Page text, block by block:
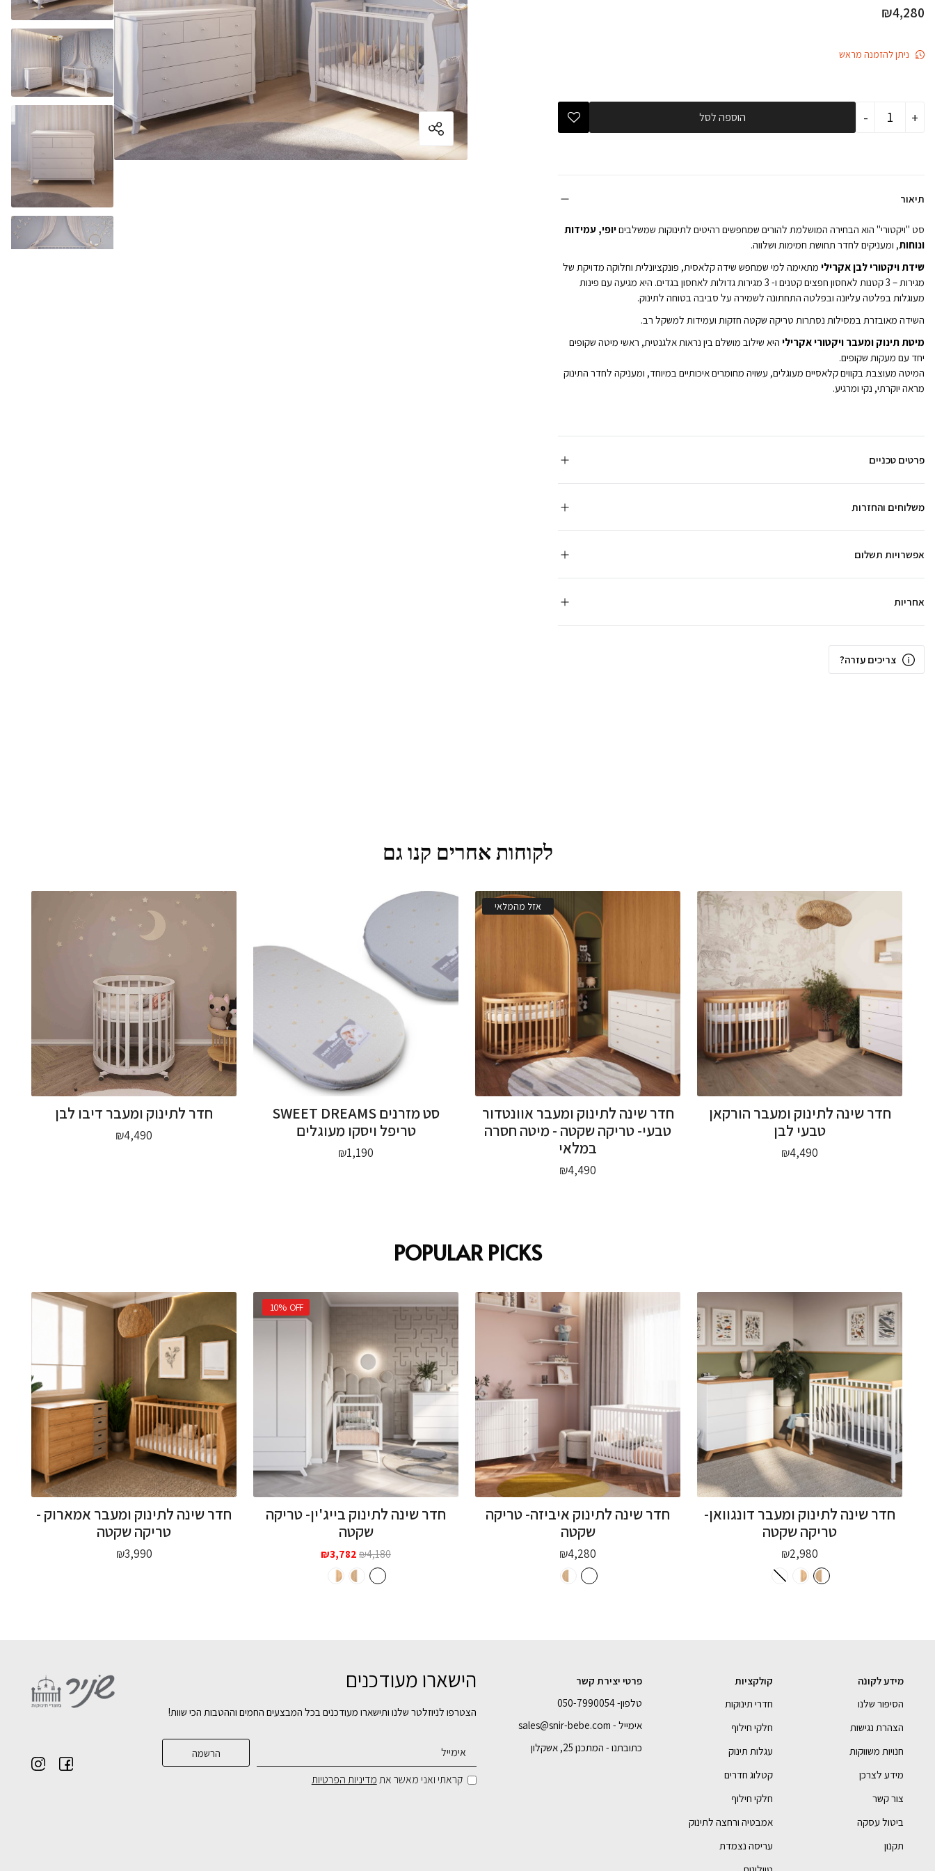
₪4,280
ניתן להזמנה מראש
-
כמות
חדר
במלאי
חוזרת
בספטמבר
+ הוספה לסל
תיאור
סט "ויקטורי" הוא הבחירה המושלמת להורים שמחפשים רהיטים לתינוקות שמשלביםיופי, עמידות
ונוחות, ומעניקים לחדר תחושת חמימות ושלווה.
שידת ויקטורי לבן אקרילי מתאימה למי שמחפש שידה קלאסית, פונקציונלית וחלוקה מדויקת של
מגירות – 3 קטנות לאחסון חפצים קטנים ו- 3 מגירות גדולות לאחסון בגדים. היא מגיעה עם פינות
מעוגלות בפלטה עליונה ובפלטה התחתונה לשמירה על סביבה בטוחה לתינוק.
השידה מאובזרת במסילות נסתרות טריקה שקטה חזקות ועמידות למשקל רב.
מיטת תינוק ומעבר ויקטורי אקרילי היא שילוב מושלם בין נראות אלגנטית, ראשי מיטה שקופים
יחד עם מעקות שקופים.
המיטה מעוצבת בקווים קלאסיים מעוגלים, עשויה מחומרים איכותיים במיוחד, ומעניקה לחדר התינוק
מראה יוקרתי, נקי ומרגיע.
פרטים טכניים
משלוחים והחזרות
אפשרויות תשלום
אחריות
צריכים עזרה?
לקוחות אחרים קנו גם
חדר שינה לתינוק ומעבר הורקאן
טבעי לבן
₪4,490
אזל מהמלאי
חדר שינה לתינוק ומעבר אוונטדור
טבעי- טריקה שקטה - מיטה חסרה
במלאי
₪4,490
סט מזרנים SWEET DREAMS
טריפל ויסקו מעוגלים
₪1,190
חדר לתינוק ומעבר דיבו לבן
₪4,490
POPULAR PICKS
חדר שינה לתינוק ומעבר דונגוואן-
טריקה שקטה
₪2,980
חדר שינה לתינוק איביזה- טריקה
שקטה
₪4,280
10% OFF
חדר שינה לתינוק בייג'ין- טריקה
שקטה
₪4,180
המחיר
המקורי
היה:
₪3,782
המחיר
חדר שינה לתינוק ומעבר אמארוק -
טריקה שקטה
₪3,990
מידע לקונה
הסיפור שלנו
הצהרת נגישות
חנויות משווקות
מידע לצרכן
צור קשר
ביטול עסקה
תקנון
קולקציות
חדרי תינוקות
חלקי חילוף
עגלות תינוק
קטלוג חדרים
חלקי חילוף
אמבטיה ורחצה לתינוק
עריסה נצמדת
פרטי יצירת קשר
טלפון- 050-7990054
אימייל - sales@snir-bebe.com
כתובתנו - המתכנן 25, אשקלון
הישארו מעודכנים
הצטרפו לניוזלטר שלנו ותישארו מעודכנים בכל המבצעים החמים וההטבות הכי שוות!
קראתי ואני מאשר אתמדיניות הפרטיות